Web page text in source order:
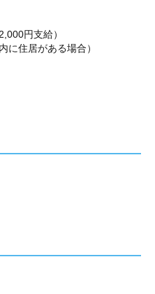
円支給）
に住居がある場合）